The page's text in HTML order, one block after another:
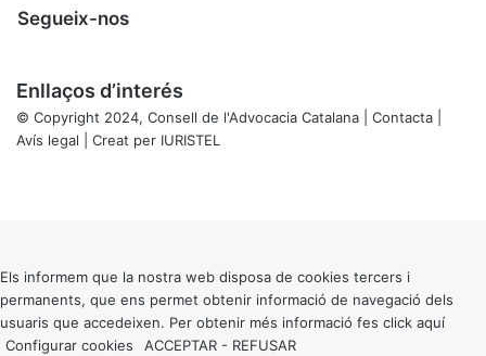
Segueix-nos
Enllaços d’interés
© Copyright 2024, Consell de l'Advocacia Catalana | Contacta
Avís legal | Creat per IURISTEL
button
Els informem que la nostra web disposa de cookies tercers i
permanents, que ens permet obtenir informació de navegació dels
usuaris que accedeixen. Per obtenir més informació fes click aquí
Configurar cookies
ACCEPTAR - REFUSAR